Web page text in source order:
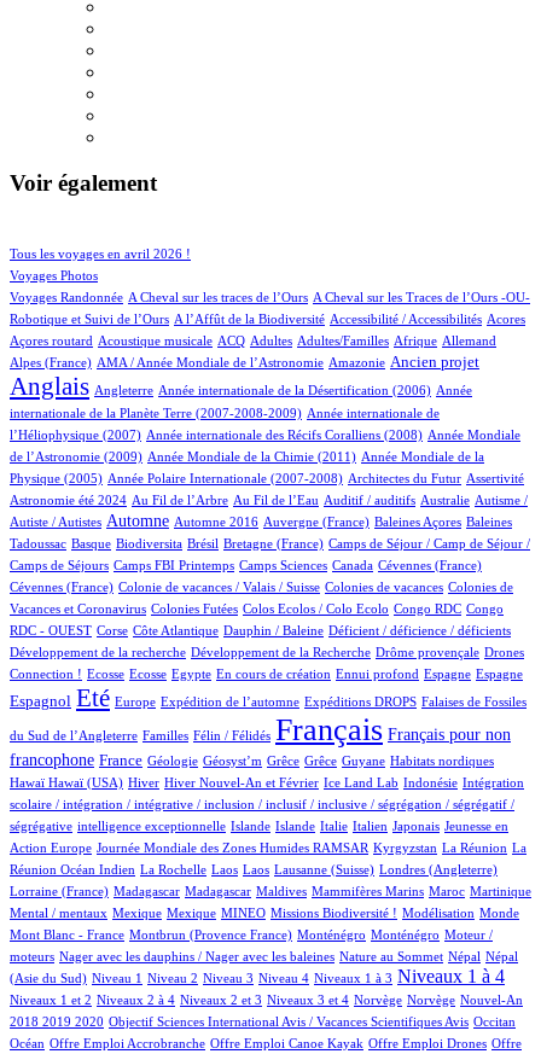
Voir également
Tous les voyages en avril 2026 !
100/685
Voyages Photos
86/685
Voyages Randonnée
4/685 A Cheval sur les traces de l’Ours
4/685
A Cheval sur les Traces de l’Ours -OU-
Robotique et Suivi de l’Ours
3/685 A l’Affût de la Biodiversité
1/685 Accessibilité / Accessibilités
4/685 Acores
1/685
Açores routard
2/685 Acoustique musicale
44/685 ACQ
24/685 Adultes
14/685 Adultes/Familles
2/685 Afrique
39/685 Allemand
20/685
Alpes (France)
11/685 AMA / Année Mondiale de l’Astronomie
4/685 Amazonie
228/685 Ancien projet
526/685
Anglais
62/685 Angleterre
6/685 Année internationale de la Désertification (2006)
13/685
Année
internationale de la Planète Terre (2007-2008-2009)
4/685
Année internationale de
l’Héliophysique (2007)
1/685 Année internationale des Récifs Coralliens (2008)
11/685
Année Mondiale
de l’Astronomie (2009)
2/685 Année Mondiale de la Chimie (2011)
14/685
Année Mondiale de la
Physique (2005)
5/685 Année Polaire Internationale (2007-2008)
2/685 Architectes du Futur
1/685 Assertivité
17/685
Astronomie été 2024
19/685 Au Fil de l’Arbre
8/685 Au Fil de l’Eau
1/685 Auditif / auditifs
1/685 Australie
1/685
Autisme /
Autiste / Autistes
302/685 Automne
4/685 Automne 2016
4/685 Auvergne (France)
1/685 Baleines Açores
2/685
Baleines
Tadoussac
1/685 Basque
70/685 Biodiversita
1/685 Brésil
12/685 Bretagne (France)
50/685
Camps de Séjour / Camp de Séjour /
Camps de Séjours
3/685 Camps FBI Printemps
9/685 Camps Sciences
6/685 Canada
3/685 Cévennes (France)
2/685
Cévennes (France)
1/685 Colonie de vacances / Valais / Suisse
3/685 Colonies de vacances
3/685
Colonies de
Vacances et Coronavirus
1/685 Colonies Futées
1/685 Colos Ecolos / Colo Ecolo
1/685 Congo RDC
2/685
Congo
RDC - OUEST
1/685 Corse
13/685 Côte Atlantique
1/685 Dauphin / Baleine
1/685 Déficient / déficience / déficients
1/685
Développement de la recherche
1/685 Développement de la Recherche
1/685 Drôme provençale
20/685
Drones
Connection !
1/685 Ecosse
1/685 Ecosse
1/685 Egypte
12/685 En cours de création
1/685 Ennui profond
27/685 Espagne
15/685 Espagne
168/685
Espagnol
502/685 Eté
12/685 Europe
80/685 Expédition de l’automne
132/685 Expéditions DROPS
2/685 Falaises de Fossiles
du Sud de l’Angleterre Familles Félin / Félidés Français Français pour non
francophone
225/685 France
36/685 Géologie
1/685 Géosyst’m
1/685 Grêce
1/685 Grêce
1/685 Guyane
2/685 Habitats nordiques
2/685
Hawaï
2/685Hawaï (USA)
115/685 Hiver
18/685 Hiver Nouvel-An et Février
10/685 Ice Land Lab
1/685 Indonésie
1/685
Intégration
scolaire / intégration / intégrative / inclusion / inclusif / inclusive / ségrégation / ségrégatif /
ségrégative
1/685 intelligence exceptionnelle
11/685 Islande
10/685 Islande
6/685 Italie
46/685 Italien
5/685 Japonais
2/685
Jeunesse en
Action Europe
5/685 Journée Mondiale des Zones Humides RAMSAR
45/685 Kyrgyzstan
4/685 La Réunion
3/685
La
Réunion Océan Indien
1/685 La Rochelle
1/685 Laos
1/685 Laos
6/685 Lausanne (Suisse)
60/685 Londres (Angleterre)
2/685
Lorraine (France)
6/685 Madagascar
6/685 Madagascar
2/685 Maldives
1/685 Mammifères Marins
9/685 Maroc
10/685 Martinique
1/685
Mental / mentaux
1/685 Mexique
1/685 Mexique
28/685 MINEO
32/685 Missions Biodiversité !
1/685 Modélisation
3/685 Monde
1/685
Mont Blanc - France
6/685 Montbrun (Provence France)
9/685 Monténégro
9/685 Monténégro
1/685
Moteur /
moteurs
1/685 Nager avec les dauphins / Nager avec les baleines
2/685 Nature au Sommet
12/685 Népal
12/685
Népal
(Asie du Sud)
11/685 Niveau 1
11/685 Niveau 2
10/685 Niveau 3
58/685 Niveau 4
73/685 Niveaux 1 à 3
308/685 Niveaux 1 à 4
10/685
Niveaux 1 et 2
54/685 Niveaux 2 à 4
10/685 Niveaux 2 et 3
130/685 Niveaux 3 et 4
2/685 Norvège
2/685 Norvège
14/685
Nouvel-An
2018 2019 2020
1/685 Objectif Sciences International Avis / Vacances Scientifiques Avis
7/685 Occitan
104/685
Océan
1/685Offre Emploi Accrobranche
1/685 Offre Emploi Canoe Kayak
1/685 Offre Emploi Drones
1/685
Offre